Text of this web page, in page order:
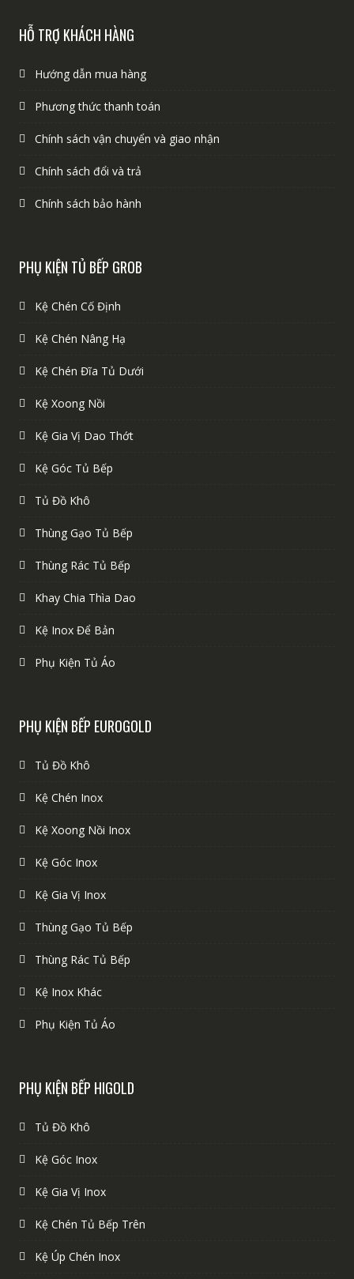
HỖ TRỢ KHÁCH HÀNG
Hướng dẫn mua hàng
Phương thức thanh toán
Chính sách vận chuyển và giao nhận
Chính sách đổi và trả
Chính sách bảo hành
PHỤ KIỆN TỦ BẾP GROB
Kệ Chén Cố Định
Kệ Chén Nâng Hạ
Kệ Chén Đĩa Tủ Dưới
Kệ Xoong Nồi
Kệ Gia Vị Dao Thớt
Kệ Góc Tủ Bếp
Tủ Đồ Khô
Thùng Gạo Tủ Bếp
Thùng Rác Tủ Bếp
Khay Chia Thìa Dao
Kệ Inox Để Bản
Phụ Kiện Tủ Áo
PHỤ KIỆN BẾP EUROGOLD
Tủ Đồ Khô
Kệ Chén Inox
Kệ Xoong Nồi Inox
Kệ Góc Inox
Kệ Gia Vị Inox
Thùng Gạo Tủ Bếp
Thùng Rác Tủ Bếp
Kệ Inox Khác
Phụ Kiện Tủ Áo
PHỤ KIỆN BẾP HIGOLD
Tủ Đồ Khô
Kệ Góc Inox
Kệ Gia Vị Inox
Kệ Chén Tủ Bếp Trên
Kệ Úp Chén Inox